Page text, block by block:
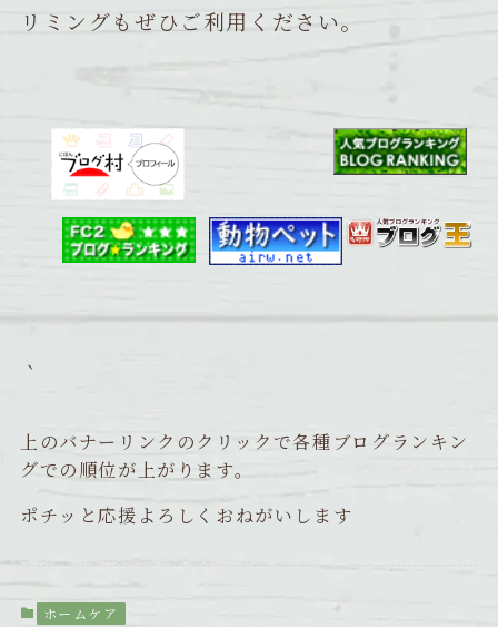
リミングもぜひご利用ください。
｀
上のバナーリンクのクリックで各種ブログランキン
グでの順位が上がります。
ポチッと応援よろしくおねがいします
ホームケア